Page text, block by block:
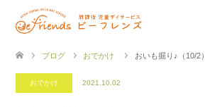
ブログ おでかけ おいも掘り♪（10/2）
おでかけ 2021.10.02